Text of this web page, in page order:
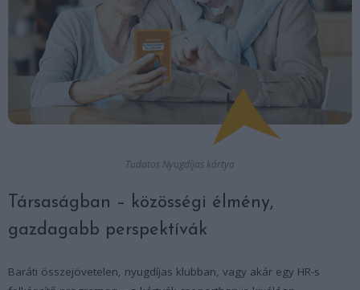
Tudatos Nyugdíjas kártya
Társaságban – közösségi élmény,
gazdagabb perspektívák
Baráti összejövetelen, nyugdíjas klubban, vagy akár egy HR-s